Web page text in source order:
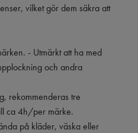
vilket gör dem säkra att
- Utmärkt att ha med
och andra
rekommenderas tre
ca 4h/per märke.
på kläder, väska eller